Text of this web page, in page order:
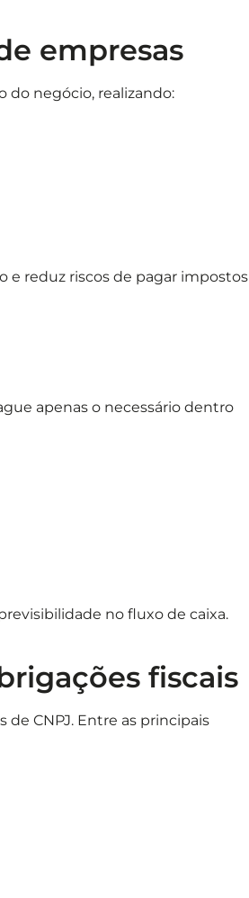
empresas
do negócio, realizando:
e reduz riscos de pagar impostos
apenas o necessário dentro
no fluxo de caixa.
fiscais
CNPJ. Entre as principais